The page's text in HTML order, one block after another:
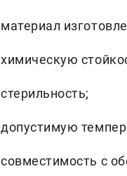
материал
химическую
стерильность;
допустимую
совместимость с